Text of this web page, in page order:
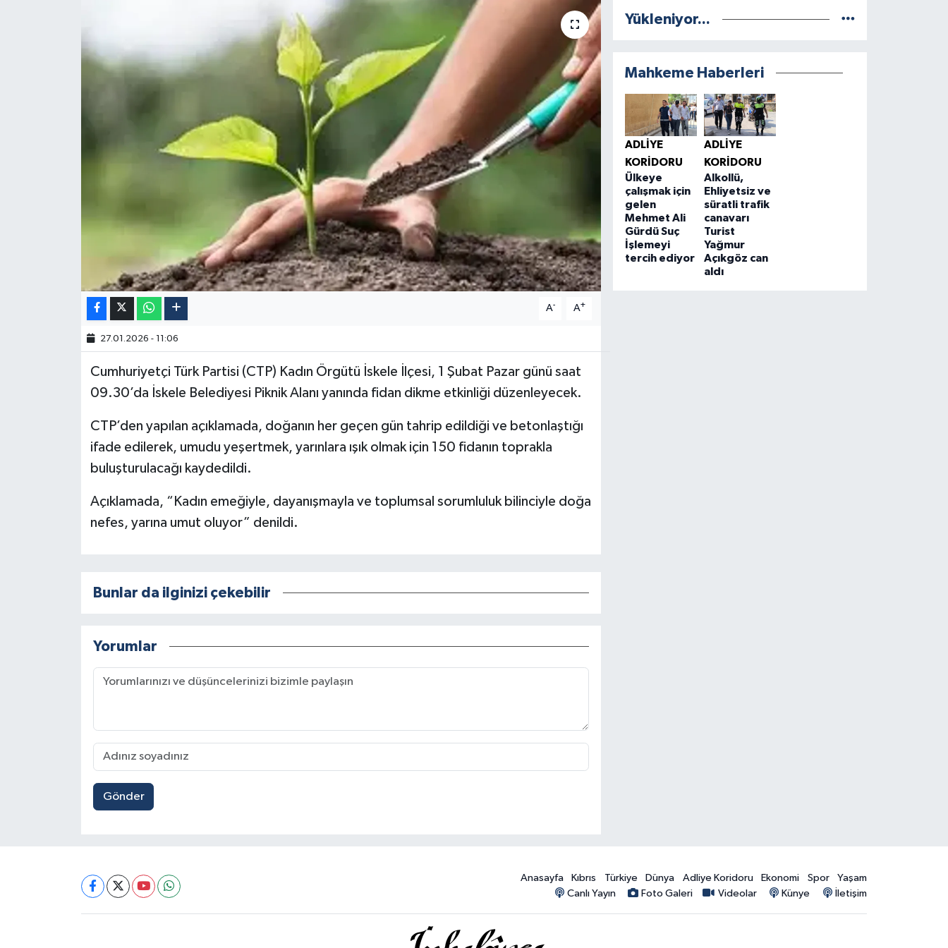
A- A+
27.01.2026 - 11:06
Cumhuriyetçi Türk Partisi (CTP) Kadın Örgütü İskele İlçesi, 1 Şubat Pazar günü saat
09.30’da İskele Belediyesi Piknik Alanı yanında fidan dikme etkinliği düzenleyecek.
CTP’den yapılan açıklamada, doğanın her geçen gün tahrip edildiği ve betonlaştığı
ifade edilerek, umudu yeşertmek, yarınlara ışık olmak için 150 fidanın toprakla
buluşturulacağı kaydedildi.
Açıklamada, “Kadın emeğiyle, dayanışmayla ve toplumsal sorumluluk bilinciyle doğa
nefes, yarına umut oluyor” denildi.
Bunlar da ilginizi çekebilir
Yorumlar
Gönder
Yükleniyor...
Mahkeme Haberleri
ADLIYE
KORIDORU
Ülkeye
çalışmak için
gelen
Mehmet Ali
Gürdü Suç
İşlemeyi
tercih ediyor
ADLIYE
KORIDORU
Alkollü,
Ehliyetsiz ve
süratli trafik
canavarı
Turist
Yağmur
Açıkgöz can
aldı
Anasayfa Kıbrıs Türkiye Dünya Adliye Koridoru Ekonomi Spor
Yaşam
Canlı Yayın
Foto Galeri Videolar Künye İletişim